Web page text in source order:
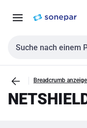
NavigationInhalt
Sucheingabe
Breadcrumb